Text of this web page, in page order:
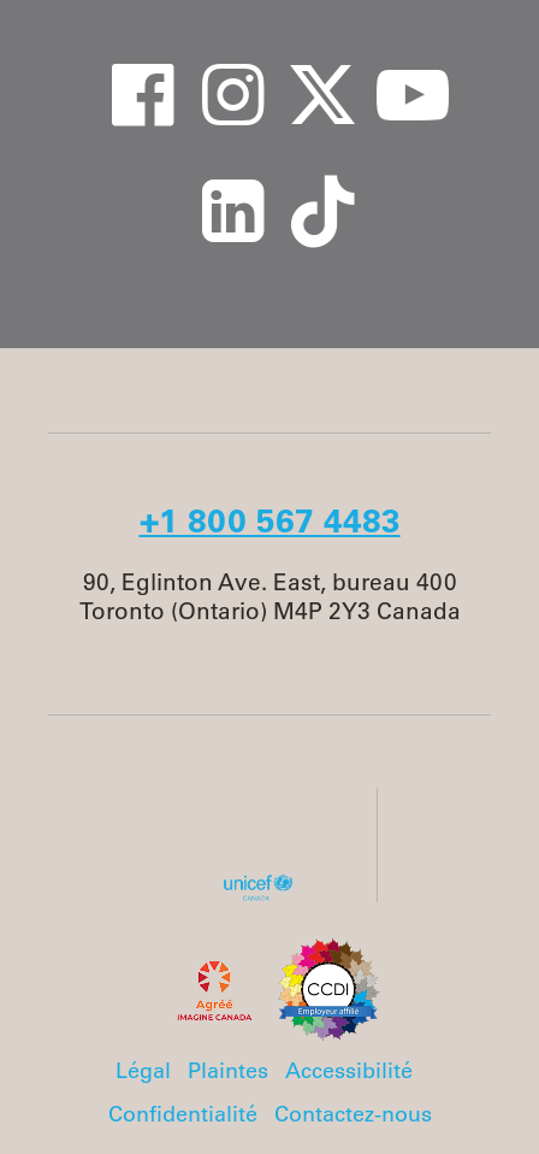
+1 800 567 4483
90, Eglinton Ave. East, bureau 400
Toronto (Ontario) M4P 2Y3 Canada
Légal Plaintes
Accessibilité
Confidentialité
Contactez-nous